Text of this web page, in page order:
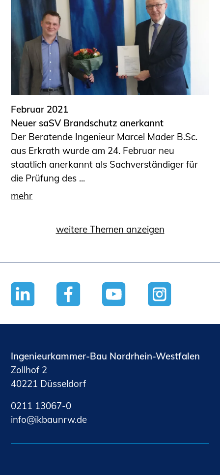
Februar 2021
Neuer saSV Brandschutz anerkannt
Der Beratende Ingenieur Marcel Mader B.Sc.
aus Erkrath wurde am 24. Februar neu
staatlich anerkannt als Sachverständiger für
die Prüfung des ...
mehr
weitere Themen anzeigen
Ingenieurkammer-Bau Nordrhein-Westfalen
Zollhof 2
40221 Düsseldorf
0211 13067-0
nf
kb nrwd